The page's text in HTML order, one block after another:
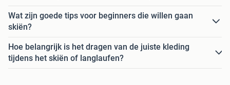
Wat zijn goede tips voor beginners die willen gaan
skiën?
Hoe belangrijk is het dragen van de juiste kleding
tijdens het skiën of langlaufen?